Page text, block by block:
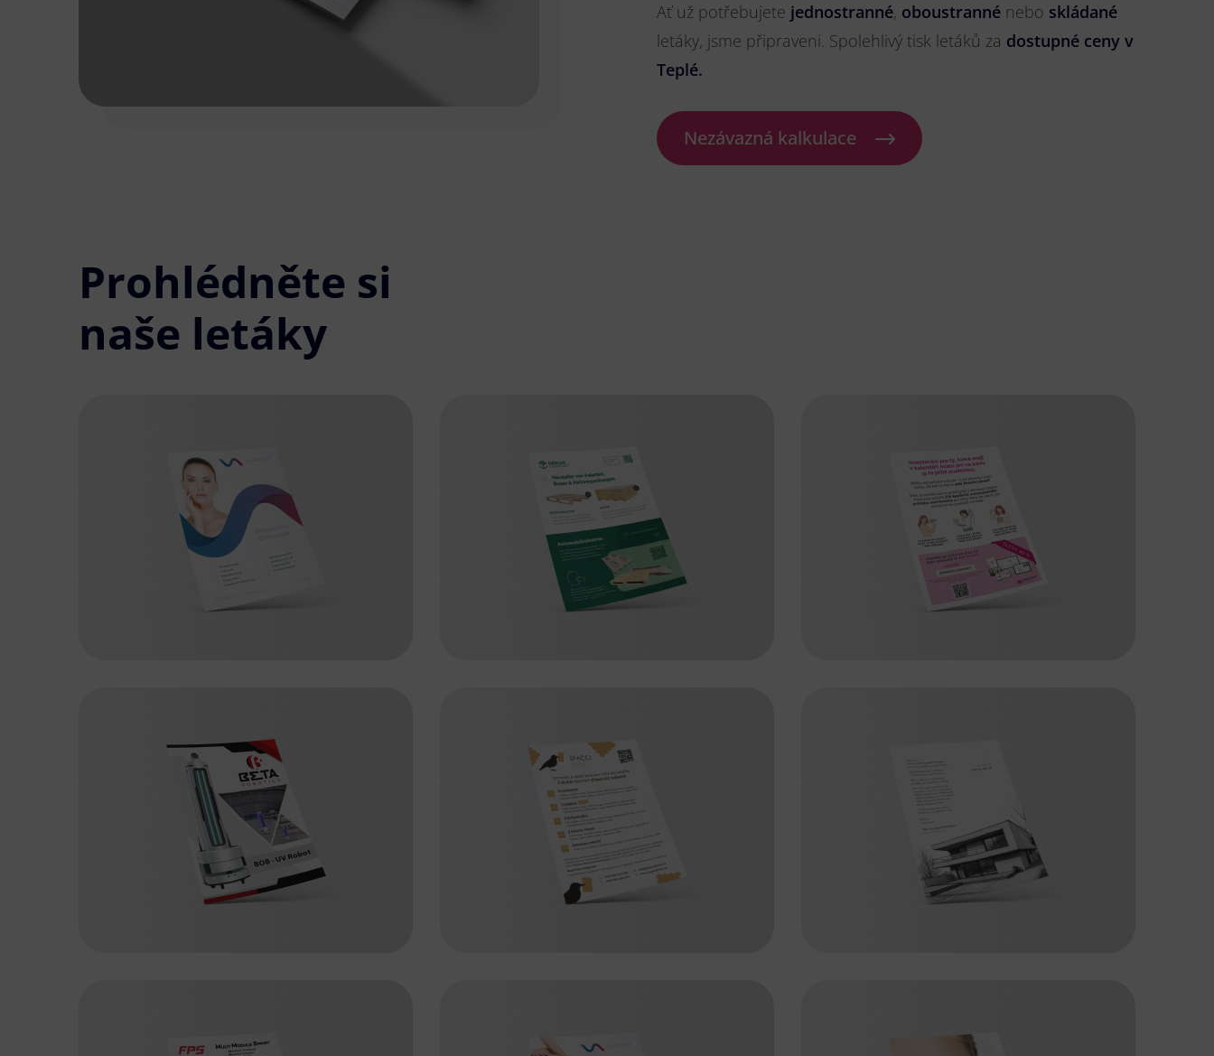
Ať už potřebujete jednostranné, oboustranné nebo skládané
letáky, jsme připraveni. Spolehlivý tisk letáků za dostupné ceny v
Teplé.
Nezávazná kalkulace
Prohlédněte si
naše letáky